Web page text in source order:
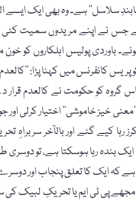
سلاسل‘‘ ہے۔ وہ بھی ایک ایسے
جس نے اپنے مریدوں سمیت کئی
باوردی پولیس اہلکاروں کو
پریس کانفرنس میں کہنا پڑا:
گروہ کو حکومت نے کالعدم قرار
خیز خاموشی‘‘ اختیار کرلی اور
رہا کیے گئے اور بالآخر
بندہ رہا ہوسکتا ہے، تو
کہ ایک کا تعلق پنجاب اور
مجھے پی ٹی ایم یا تحریکِ لبیک